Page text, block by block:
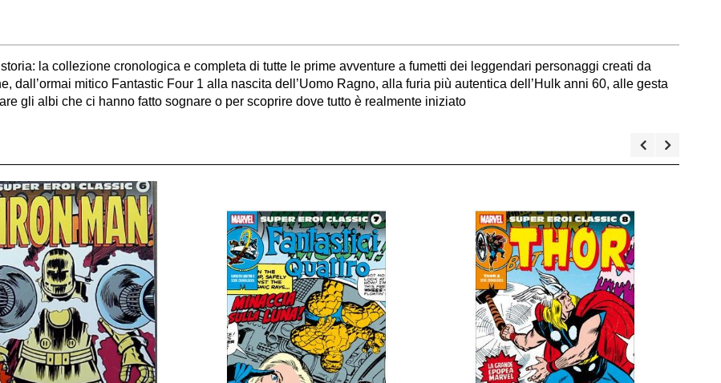
la collezione cronologica e completa di tutte le prime avventure a fumetti dei leggendari personaggi creati da
dall’ormai mitico Fantastic Four 1 alla nascita dell’Uomo Ragno, alla furia più autentica dell’Hulk anni 60, alle gesta
gli albi che ci hanno fatto sognare o per scoprire dove tutto è realmente iniziato